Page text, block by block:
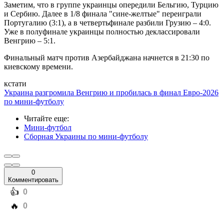
Заметим, что в группе украинцы опередили Бельгию, Турцию
и Сербию. Далее в 1/8 финала "сине-желтые" переиграли
Португалию (3:1), а в четвертьфинале разбили Грузию – 4:0.
Уже в полуфинале украинцы полностью деклассировали
Венгрию – 5:1.
Финальный матч против Азербайджана начнется в 21:30 по
киевскому времени.
кстати
Украина разгромила Венгрию и пробилась в финал Евро-2026
по мини-футболу
Читайте еще:
Мини-футбол
Сборная Украины по мини-футболу
0
Комментировать
️👍 0
️🔥 0